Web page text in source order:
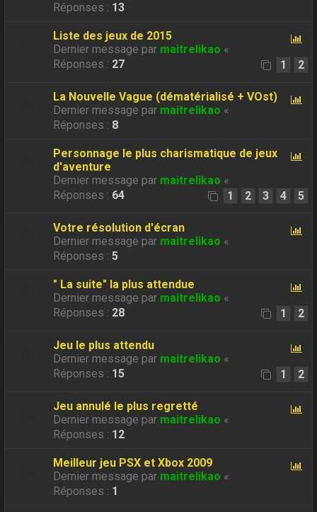
Réponses : 13
Liste des jeux de 2015
Dernier message par maitrelikao «
Réponses : 27 1 2
La Nouvelle Vague (dématérialisé + VOst)
Dernier message par maitrelikao «
Réponses : 8
Personnage le plus charismatique de jeux
d'aventure
Dernier message par maitrelikao «
Réponses : 64 1 2 3 4 5
Votre résolution d'écran
Dernier message par maitrelikao «
Réponses :5
" La suite" la plus attendue
Dernier message par maitrelikao «
Réponses : 28 1 2
Jeu le plus attendu
Dernier message par maitrelikao «
Réponses : 15 1 2
Jeu annulé le plus regretté
Dernier message par maitrelikao «
Réponses : 12
Meilleur jeu PSX et Xbox 2009
Dernier message par maitrelikao «
Réponses : 1